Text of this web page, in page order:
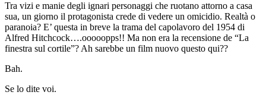
Tra vizi e manie degli ignari personaggi che ruotano attorno a casa
sua, un giorno il protagonista crede di vedere un omicidio. Realtà o
paranoia? E’ questa in breve la trama del capolavoro del 1954 di
Alfred Hitchcock….ooooopps!! Ma non era la recensione de “La
finestra sul cortile”? Ah sarebbe un film nuovo questo qui??
Bah.
Se lo dite voi.